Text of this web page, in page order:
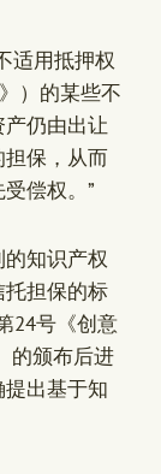
适用抵押权
）的某些不
仍由出让
担保，从而
偿权。”
知识产权
担保的标
24号《创意
的颁布后进
出基于知